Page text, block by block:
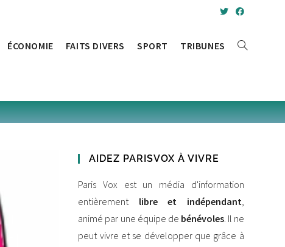
ÉCONOMIE FAITS DIVERS SPORT TRIBUNES
AIDEZ PARISVOX À VIVRE
Paris Vox est un média d'information
entièrement libre et indépendant,
animé par une équipe de bénévoles. Il ne
peut vivre et se développer que grâce à